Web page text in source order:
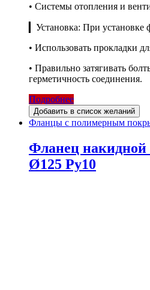
• Системы отопления и
▎Установка: При установке
• Использовать прокладки
• Правильно затягивать
герметичность соединения.
Подробнее
Добавить в список желаний
Фланцы с полимерным
Фланец
Ø125 Ру10